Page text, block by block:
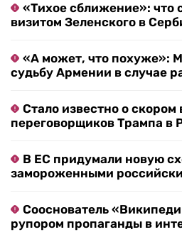
«Тихое сближение»: что
визитом Зеленского в
«А может, что похуже»:
судьбу Армении в случае
Стало известно о скором
переговорщиков Трампа в
В ЕС придумали новую
замороженными
Сооснователь
рупором пропаганды в